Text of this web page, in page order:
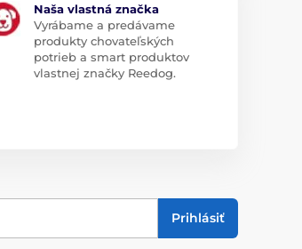
Naša vlastná značka
Vyrábame a predávame
produkty chovateľských
potrieb a smart produktov
vlastnej značky Reedog.
Prihlásiť